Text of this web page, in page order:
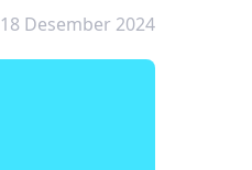
18 Desember 2024